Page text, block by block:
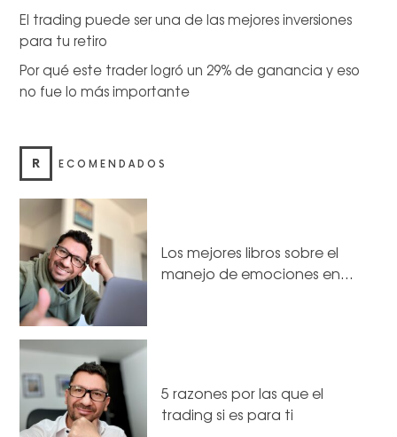
El trading puede ser una de las mejores inversiones
para tu retiro
Por qué este trader logró un 29% de ganancia y eso
no fue lo más importante
R ECOMENDADOS
Los mejores libros sobre el
manejo de emociones en…
5 razones por las que el
trading si es para ti